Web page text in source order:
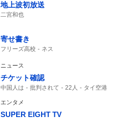
地上波初放送
二宮和也
寄せ書き
フリーズ高校 ネス
ニュース
チケット確認
中国人は 批判されて 22人
タイ空港
エンタメ
SUPER EIGHT TV